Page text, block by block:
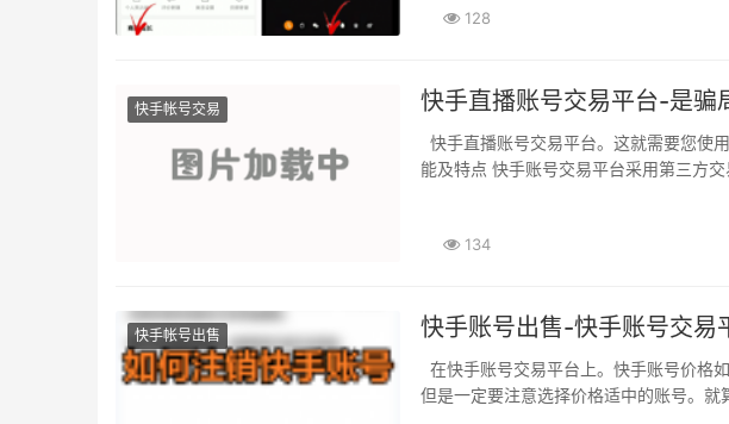
128
快手帐号交易 快手直播账号交易平台-是骗
能及特点 快手账号交易平台采用第三方
134
快手帐号出售 快手账号出售-快手账号交易
但是一定要注意选择价格适中的账号。就